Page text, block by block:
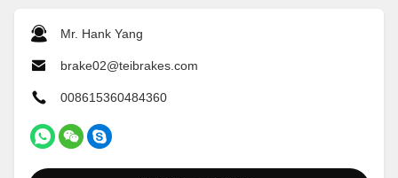
Mr. Hank Yang
brake02@teibrakes.com
008615360484360